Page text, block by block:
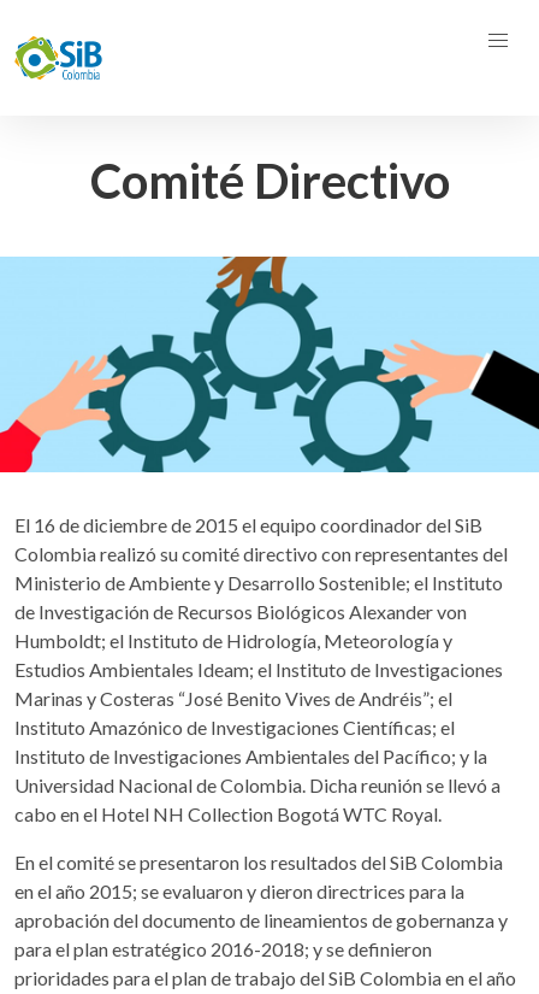
Comité Directivo
El 16 de diciembre de 2015 el equipo coordinador del SiB
Colombia realizó su comité directivo con representantes del
Ministerio de Ambiente y Desarrollo Sostenible; el Instituto
de Investigación de Recursos Biológicos Alexander von
Humboldt; el Instituto de Hidrología, Meteorología y
Estudios Ambientales Ideam; el Instituto de Investigaciones
Marinas y Costeras “José Benito Vives de Andréis”; el
Instituto Amazónico de Investigaciones Científicas; el
Instituto de Investigaciones Ambientales del Pacífico; y la
Universidad Nacional de Colombia. Dicha reunión se llevó a
cabo en el Hotel NH Collection Bogotá WTC Royal.
En el comité se presentaron los resultados del SiB Colombia
en el año 2015; se evaluaron y dieron directrices para la
aprobación del documento de lineamientos de gobernanza y
para el plan estratégico 2016-2018; y se definieron
prioridades para el plan de trabajo del SiB Colombia en el año